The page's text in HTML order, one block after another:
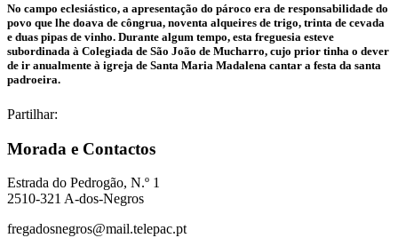
No campo eclesiástico, a apresentação do pároco era de responsabilidade do
povo que lhe doava de côngrua, noventa alqueires de trigo, trinta de cevada
e duas pipas de vinho. Durante algum tempo, esta freguesia esteve
subordinada à Colegiada de São João de Mucharro, cujo prior tinha o dever
de ir anualmente à igreja de Santa Maria Madalena cantar a festa da santa
padroeira.
Partilhar:
Morada e Contactos
Estrada do Pedrogão, N.º 1
2510-321 A-dos-Negros
fregadosnegros@mail.telepac.pt